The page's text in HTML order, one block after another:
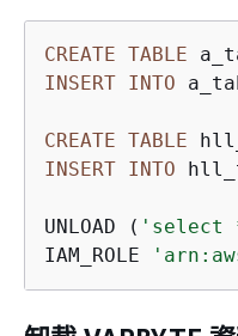
CREATE TABLE
INSERT INTO
CREATE TABLE
INSERT INTO
UNLOAD ( 'select
IAM_ROLE